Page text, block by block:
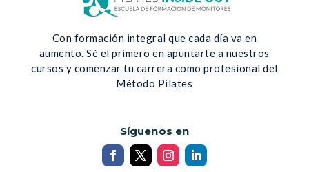
Con formación integral que cada día va en
aumento. Sé el primero en apuntarte a nuestros
cursos y comenzar tu carrera como profesional del
Método Pilates
Síguenos en